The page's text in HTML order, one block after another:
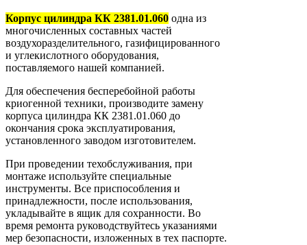
Корпус цилиндра КК 2381.01.060 одна из
многочисленных составных частей
воздухоразделительного, газифицированного
и углекислотного оборудования,
поставляемого нашей компанией.
Для обеспечения бесперебойной работы
криогенной техники, производите замену
корпуса цилиндра КК 2381.01.060 до
окончания срока эксплуатирования,
установленного заводом изготовителем.
При проведении техобслуживания, при
монтаже используйте специальные
инструменты. Все приспособления и
принадлежности, после использования,
укладывайте в ящик для сохранности. Во
время ремонта руководствуйтесь указаниями
мер безопасности, изложенных в тех паспорте.